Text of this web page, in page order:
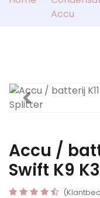
Accu
Accu /
Swift K9